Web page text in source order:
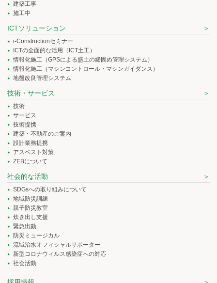
建築工事
施工中
ICTソリューション
i-Constructionセミナー
ICTの全面的な活用（ICT土工）
情報化施工（GPSによる盛土の締固め管理システム）
情報化施工（マシンコントロール・マシンガイダンス）
地盤改良管理システム
技術・サービス
技術
サービス
技術提携
建築・不動産のご案内
設計業務提携
アスベスト対策
ZEBについて
社会的な活動
SDGsへの取り組みについて
地域防災訓練
親子防災教室
炊き出し支援
緊急出動
防災ミュージカル
流域治水オフィシャルサポーター
新型コロナウィルス感染症への対応
社会活動